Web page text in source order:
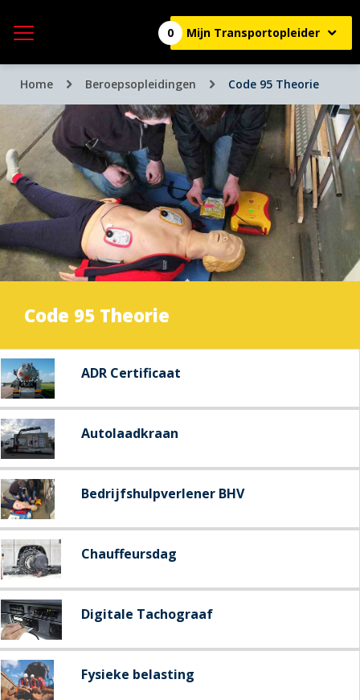
Mijn Transportopleider
0
Home Beroepsopleidingen Code 95 Theorie
Code 95 Theorie
ADR Certificaat
Autolaadkraan
Bedrijfshulpverlener BHV
Chauffeursdag
Digitale Tachograaf
Fysieke belasting